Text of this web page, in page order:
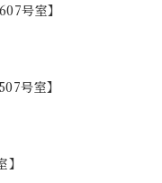
号室】
号室】